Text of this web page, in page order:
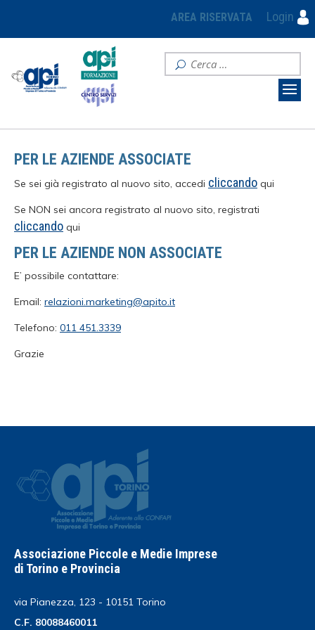
AREA RISERVATA Login
PER LE AZIENDE ASSOCIATE
Se sei già registrato al nuovo sito, accedi cliccando qui
Se NON sei ancora registrato al nuovo sito, registrati
cliccando qui
PER LE AZIENDE NON ASSOCIATE
E’ possibile contattare:
Email: relazioni.marketing@apito.it
Telefono: 011 451.3339
Grazie
Associazione Piccole e Medie Imprese
di Torino e Provincia
via Pianezza, 123 - 10151 Torino
C.F. 80088460011